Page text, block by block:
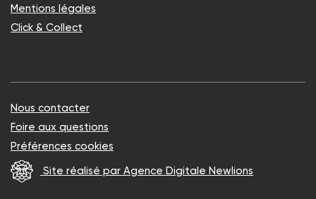
Mentions légales
Click & Collect
Nous contacter
Foire aux questions
Préférences cookies
Site réalisé par Agence Digitale Newlions